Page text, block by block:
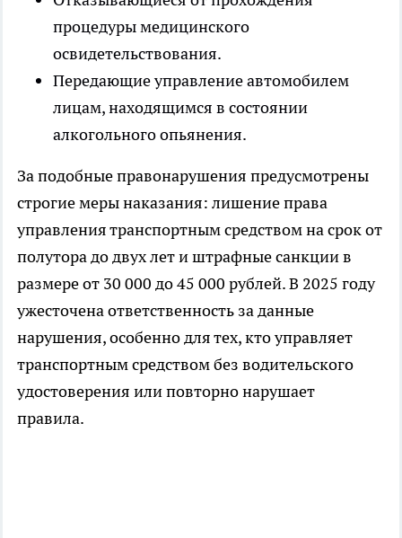
процедуры медицинского
освидетельствования.
Передающие управление автомобилем
лицам, находящимся в состоянии
алкогольного опьянения.
За подобные правонарушения предусмотрены
строгие меры наказания: лишение права
управления транспортным средством на срок от
полутора до двух лет и штрафные санкции в
размере от 30 000 до 45 000 рублей. В 2025 году
ужесточена ответственность за данные
нарушения, особенно для тех, кто управляет
транспортным средством без водительского
удостоверения или повторно нарушает
правила.